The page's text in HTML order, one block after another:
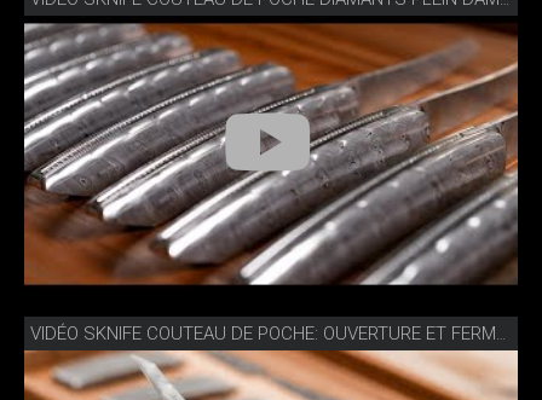
VIDÉO SKNIFE COUTEAU DE POCHE: OUVERTURE ET FERMETURE FACILES